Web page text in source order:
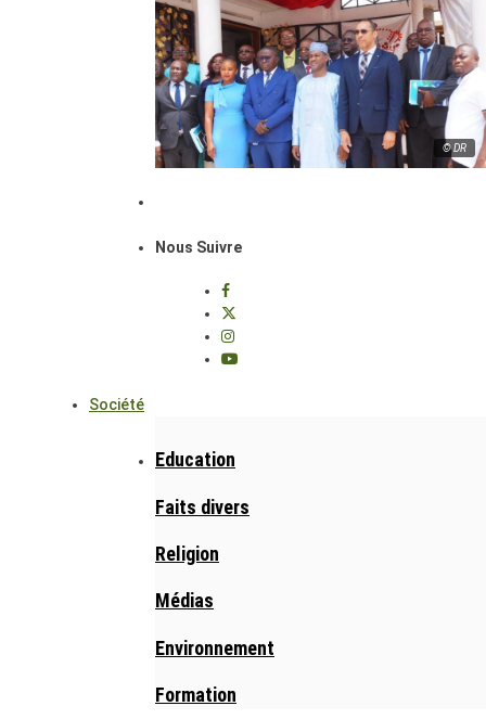
© DR
Nous Suivre
Société
Education
Faits divers
Religion
Médias
Environnement
Formation